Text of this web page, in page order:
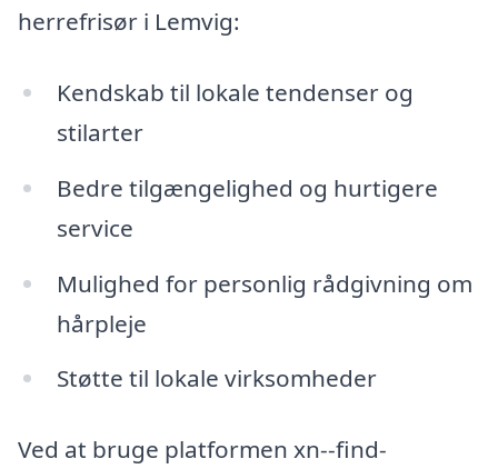
herrefrisør i Lemvig:
Kendskab til lokale tendenser og
stilarter
Bedre tilgængelighed og hurtigere
service
Mulighed for personlig rådgivning om
hårpleje
Støtte til lokale virksomheder
Ved at bruge platformen xn--find-